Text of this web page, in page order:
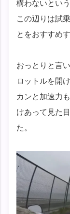
構わないとい
この辺りは試
とをおすすめす
おっとりと言
ロットルを開
カンと加速力
けあって見た
た。